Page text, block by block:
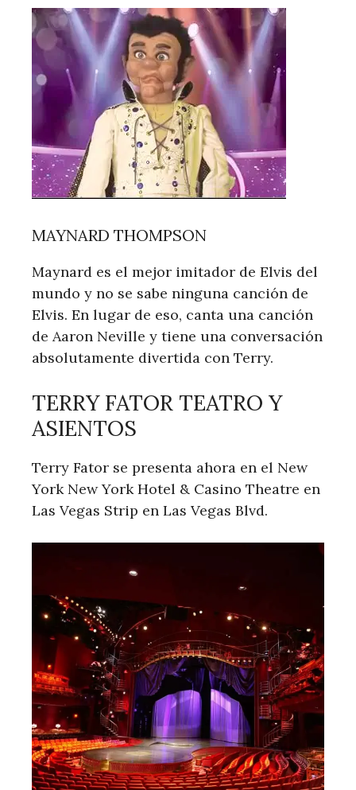
MAYNARD THOMPSON
Maynard es el mejor imitador de Elvis del
mundo y no se sabe ninguna canción de
Elvis. En lugar de eso, canta una canción
de Aaron Neville y tiene una conversación
absolutamente divertida con Terry.
TERRY FATOR TEATRO Y
ASIENTOS
Terry Fator se presenta ahora en el New
York New York Hotel & Casino Theatre en
Las Vegas Strip en Las Vegas Blvd.